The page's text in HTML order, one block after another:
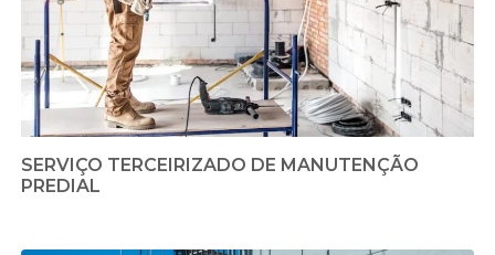
SERVIÇO TERCEIRIZADO DE MANUTENÇÃO
PREDIAL